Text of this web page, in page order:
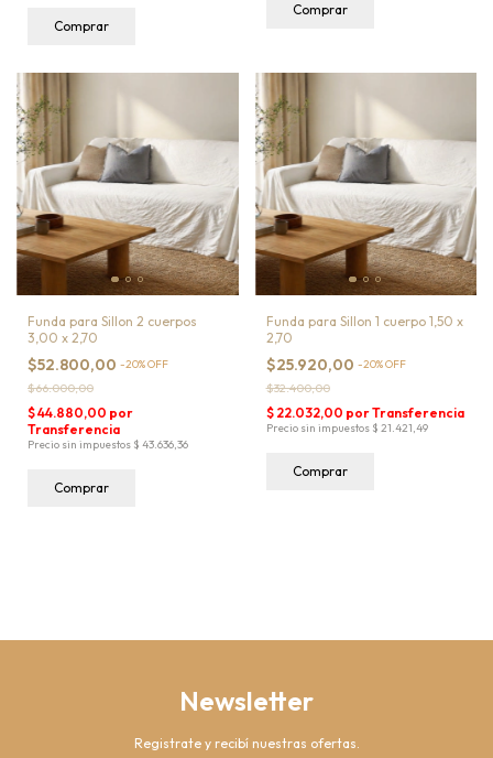
Comprar
Comprar
Funda para Sillon 2 cuerpos
3,00 x 2,70
$52.800,00 -20%OFF
$66.000,00
Comprar
Funda para Sillon 1 cuerpo 1,50 x
2,70
$25.920,00 -20%OFF
$32.400,00
Comprar
Newsletter
Registrate y recibí nuestras ofertas.